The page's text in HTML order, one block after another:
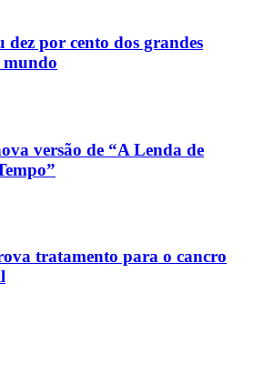
dez por cento dos grandes
mundo
versão de “A Lenda de
tratamento para o cancro